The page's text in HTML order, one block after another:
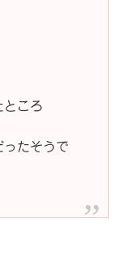
ところ
ったそうで